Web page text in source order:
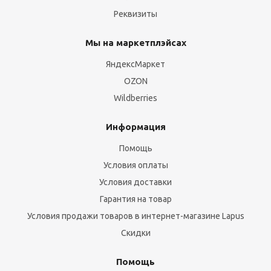
Реквизиты
Мы на маркетплэйсах
ЯндексМаркет
OZON
Wildberries
Информация
Помощь
Условия оплаты
Условия доставки
Гарантия на товар
Условия продажи товаров в интернет-магазине Lapus
Скидки
Помощь